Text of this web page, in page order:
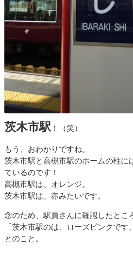
茨木市駅 ！（笑）
もう、おわかりですね。
茨木市駅と高槻市駅のホームの柱に
ているのです！
高槻市駅は、オレンジ。
茨木市駅は、赤みたいです。
念のため、駅員さんに確認したとこ
「茨木市駅のは、ローズピンクです
とのこと。